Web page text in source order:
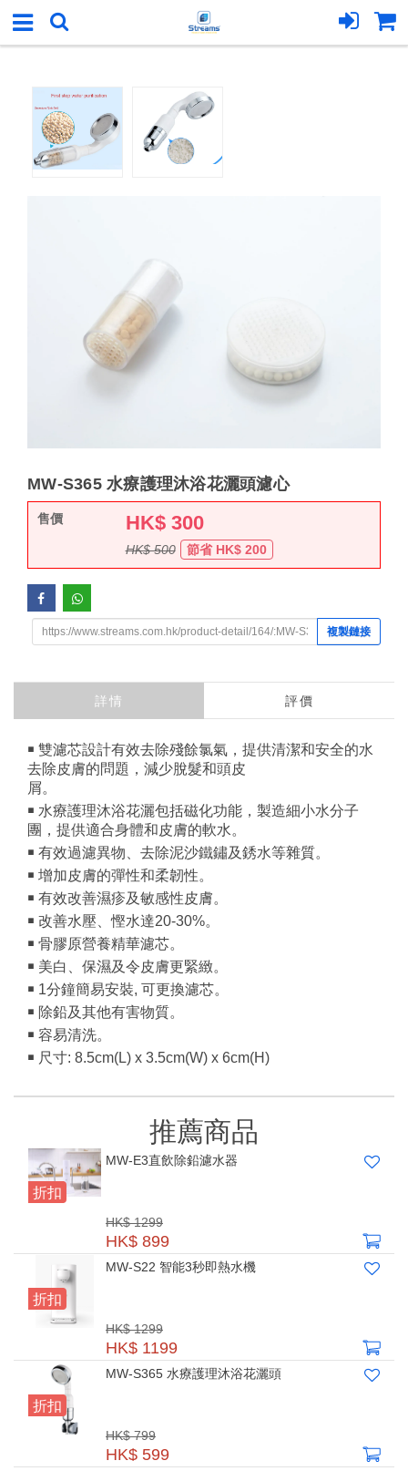
MW-S365 水療護理沐浴花灑頭濾心
售價 HK$ 300
HK$ 500 節省 HK$ 200
複製鏈接
詳情 評價
￭ 雙濾芯設計有效去除殘餘氯氣，提供清潔和安全的水
去除皮膚的問題，減少脫髮和頭皮
屑。
￭ 水療護理沐浴花灑包括磁化功能，製造細小水分子
團，提供適合身體和皮膚的軟水。
￭ 有效過濾異物、去除泥沙鐵鏽及銹水等雜質。
￭ 增加皮膚的彈性和柔韌性。
￭ 有效改善濕疹及敏感性皮膚。
￭ 改善水壓、慳水達20-30%。
￭ 骨膠原營養精華濾芯。
￭ 美白、保濕及令皮膚更緊緻。
￭ 1分鐘簡易安裝, 可更換濾芯。
￭ 除鉛及其他有害物質。
￭ 容易清洗。
￭ 尺寸: 8.5cm(L) x 3.5cm(W) x 6cm(H)
推薦商品
折扣
MW-E3直飲除鉛濾水器
HK$ 1299
HK$ 899
折扣
MW-S22 智能3秒即熱水機
HK$ 1299
HK$ 1199
折扣
MW-S365 水療護理沐浴花灑頭
HK$ 799
HK$ 599